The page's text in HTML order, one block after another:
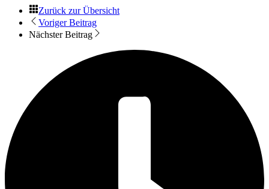
Zurück zur Übersicht
Voriger Beitrag
Nächster Beitrag